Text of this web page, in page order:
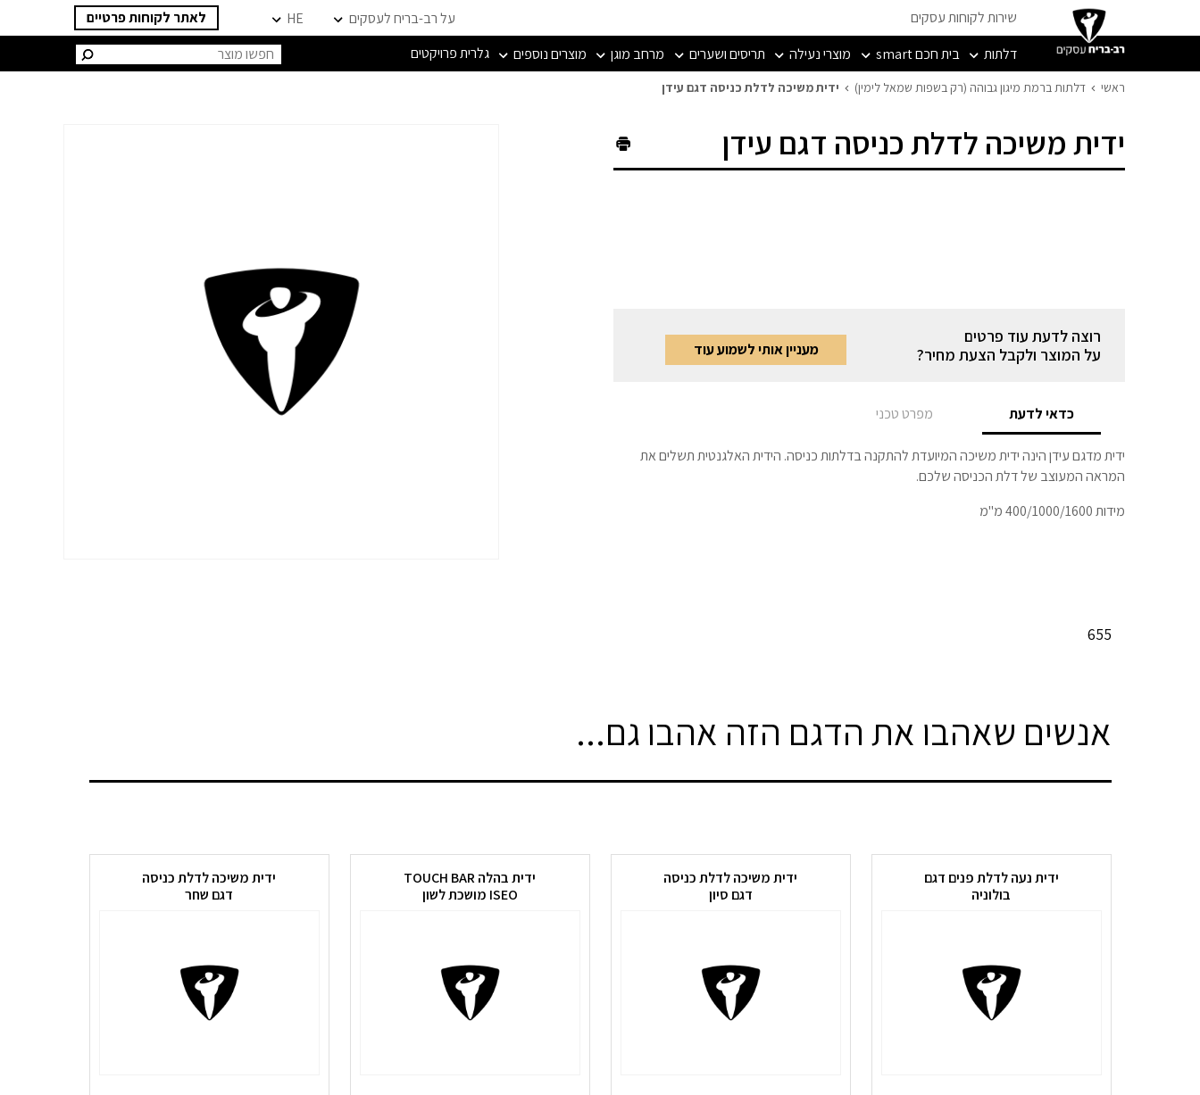
שירות לקוחות עסקים על רב-בריח לעסקים HE
לאתר לקוחות פרטיים
דלתות
בית חכם smart מוצרי נעילה תריסים ושערים מרחב מוגן מוצרים נוספים גלרית פרויקטים חיפוש:
ראשי דלתות ברמת מיגון גבוהה (רק בשפות שמאל לימין) ידית משיכה לדלת כניסה דגם עידן
ידית משיכה לדלת כניסה דגם עידן
רוצה לדעת עוד פרטים
על המוצר ולקבל הצעת מחיר?
מעניין אותי לשמוע עוד
כדאי לדעת מפרט טכני
ידית מדגם עידן הינה ידית משיכה המיועדת להתקנה בדלתות כניסה. הידית האלגנטית תשלים את
המראה המעוצב של דלת הכניסה שלכם.
מידות 400/1000/1600 מ"מ
655
אנשים שאהבו את הדגם הזה אהבו גם...
ידית נעה לדלת פנים דגם
בולוניה
ידית משיכה לדלת כניסה
דגם סיון
ידית בהלה TOUCH BAR
ISEO מושכת לשון
ידית משיכה לדלת כניסה
דגם שחר